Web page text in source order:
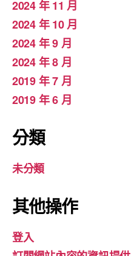
2024 年 11 月
2024 年 10 月
2024 年 9 月
2024 年 8 月
2019 年 7 月
2019 年 6 月
分類
未分類
其他操作
登入